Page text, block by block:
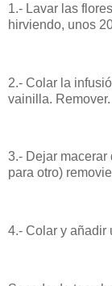
1.- Lavar las
hirviendo, unos
2.- Colar la
vainilla. Remover.
3.- Dejar macerar
para otro)
4.- Colar y añadir